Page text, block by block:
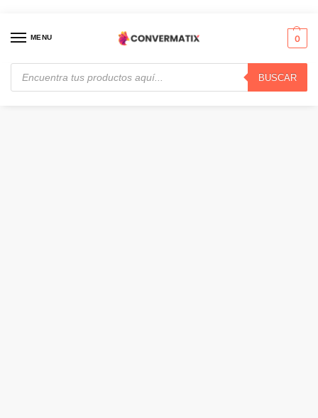
MENU
BUSCAR
0
Inicio / Audio y Video / Auriculares Razer Barracuda X, Auricular inalámbrico Gaming Multiplataforma, Bluetooth, USB-C, Cableado 3.5mm, Negro · RZ04-04430100-R3U1